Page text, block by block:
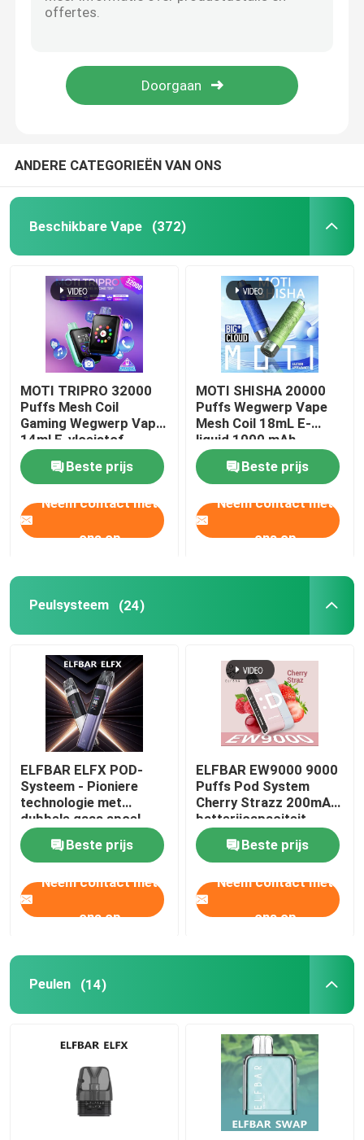
E vloeistof
MOTI Dampen
EPLUS Vape
Vape van de oude school
EPE-damp
VAPORLAX Vape
HQD VAPE
Fumot Vape
OXBAR Vape
ANDERE CATEGORIEËN VAN ONS
Beschikbare Vape (372)
MOTI TRIPRO 32000
Puffs Mesh Coil
Gaming Wegwerp Vape
14ml E-vloeistof
650mAh 50mg Nicotine
Beste prijs
Neem contact met
ons op
MOTI SHISHA 20000
Puffs Wegwerp Vape
Mesh Coil 18mL E-
liquid 1000 mAh
20mg/mL Nicotine
Type-CBeste prijs
Neem contact met
ons op
Peulsysteem (24)
ELFBAR ELFX POD-
Systeem - Pioniere
technologie met
dubbele gaas spoel
voor een superieure
vaping ervaring
Beste prijs
Neem contact met
ons op
ELFBAR EW9000 9000
Puffs Pod System
Cherry Strazz 200mAh
batterijcapaciteit
Beste prijs
Neem contact met
ons op
Peulen (14)